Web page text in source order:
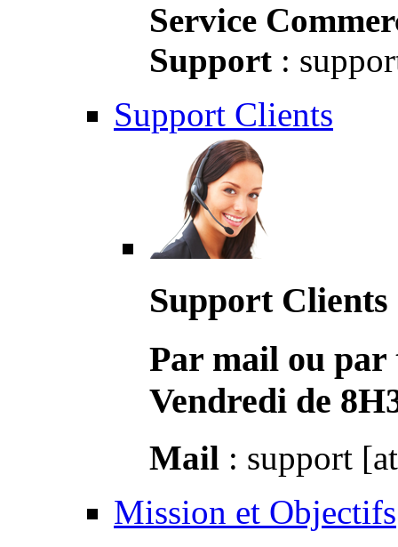
Service
Support :
Support Clients
Support Clients
Par mail ou par
Vendredi de
Mail : support
Mission et Objectifs